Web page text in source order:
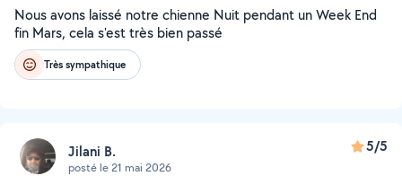
Nous avons laissé notre chienne Nuit pendant un Week End
fin Mars, cela s'est très bien passé
Très sympathique
Jilani B.
posté le 21 mai 2026
5/5